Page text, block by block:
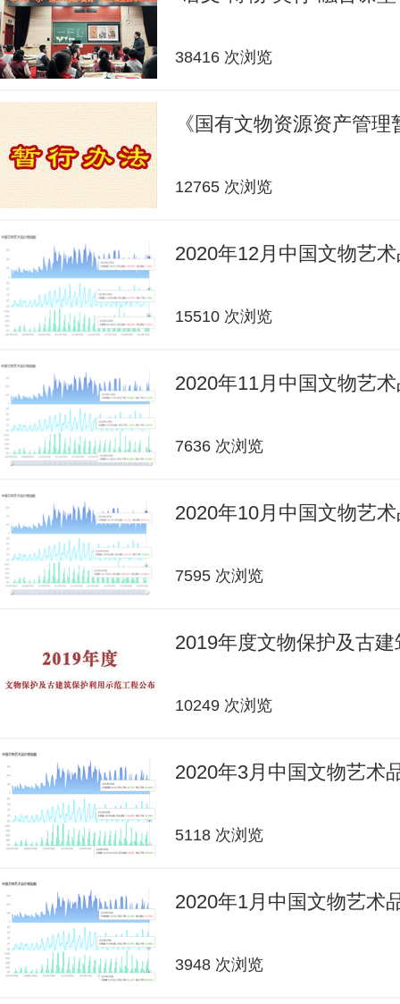
38416 次浏览
《国有文物资源资产管
12765 次浏览
2020年12月中国文物艺
15510 次浏览
2020年11月中国文物艺
7636 次浏览
2020年10月中国文物艺
7595 次浏览
2019年度文物保护及古
10249 次浏览
2020年3月中国文物艺术
5118 次浏览
2020年1月中国文物艺术
3948 次浏览